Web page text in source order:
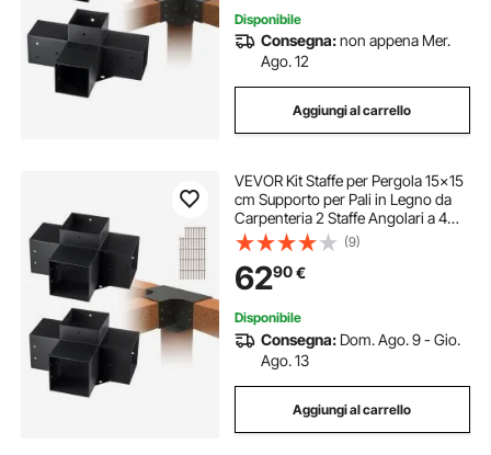
Disponibile
Consegna:non appena Mer.
Ago. 12
Aggiungi al carrello
VEVOR Kit Staffe per Pergola 15x15
cm Supporto per Pali in Legno da
Carpenteria 2 Staffe Angolari a 4
Vie Kit per Travi Fai da Te per
Gazebo, Pergolati da Patio, Cabine,
Kit Staffe per Pergola 2 pz
(9)
6290€
Disponibile
Consegna: Dom. Ago. 9 - Gio.
Ago. 13
Aggiungi al carrello